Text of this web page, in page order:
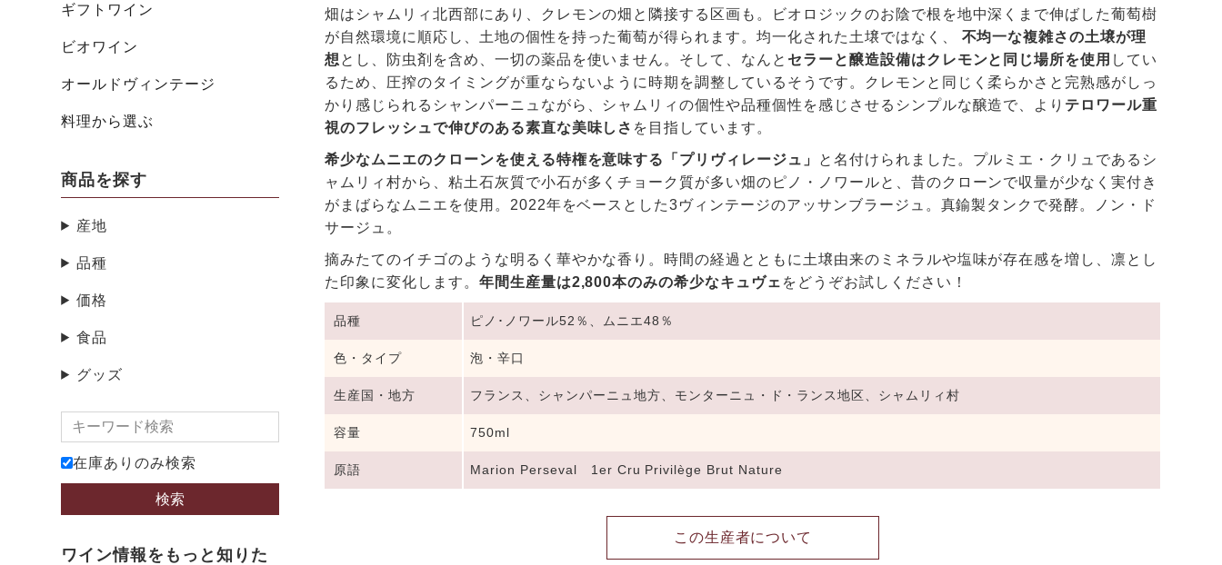
ギフトワイン
ビオワイン
オールドヴィンテージ
料理から選ぶ
商品を探す
産地
品種
価格
食品
グッズ
在庫ありのみ検索
検索
ワイン情報をもっと知りた
畑はシャムリィ北西部にあり、クレモンの畑と隣接する区画も。ビオロジックのお陰で根を地中深くまで伸ばした葡萄樹
が自然環境に順応し、土地の個性を持った葡萄が得られます。均一化された土壌ではなく、
不均一な複雑さの土壌が理
想 とし、防虫剤を含め、一切の薬品を使いません。そして、なんと セラーと醸造設備はクレモンと同じ場所を使用 してい
るため、圧搾のタイミングが重ならないように時期を調整しているそうです。クレモンと同じく柔らかさと完熟感がしっ
かり感じられるシャンパーニュながら、シャムリィの個性や品種個性を感じさせるシンプルな醸造で、より テロワール重
視のフレッシュで伸びのある素直な美味しさ を目指しています。
希少なムニエのクローンを使える特権を意味する「プリヴィレージュ」
と名付けられました。プルミエ・クリュであるシ
ャムリィ村から、粘土石灰質で小石が多くチョーク質が多い畑のピノ・ノワールと、昔のクローンで収量が少なく実付き
がまばらなムニエを使用。2022年をベースとした3ヴィンテージのアッサンブラージュ。真鍮製タンクで発酵。ノン・ド
サージュ。
摘みたてのイチゴのような明るく華やかな香り。時間の経過とともに土壌由来のミネラルや塩味が存在感を増し、凛とし
た印象に変化します。 年間生産量は2,800本のみの希少なキュヴェ をどうぞお試しください！
品種 ピノ･ノワール52％、ムニエ48％
色・タイプ 泡・辛口
生産国・地方 フランス、シャンパーニュ地方、モンターニュ・ド・ランス地区、シャムリィ村
容量 750ml
原語 Marion Perseval 1er Cru Privilège Brut Nature
この生産者について